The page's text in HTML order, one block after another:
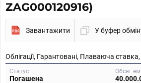
ZAG000120916)
Завантажити У буфер
Облігації, Гарантовані, Плаваюча
Статус
Погашена
Обсяг